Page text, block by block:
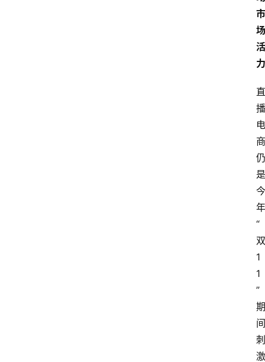
市
场
活
力
直
播
电
商
仍
是
今
年
“
双
1
1
”
期
间
刺
激